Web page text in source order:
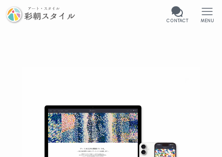
CONTACT MENU